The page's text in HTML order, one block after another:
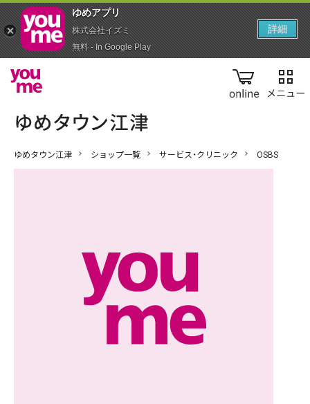
online
ゆめタウン江津 ショップ一覧 サービス・クリニック OSBS
ゆめアプ‪リ‬
株式会社イズミ
無料 - In Google Play
詳細